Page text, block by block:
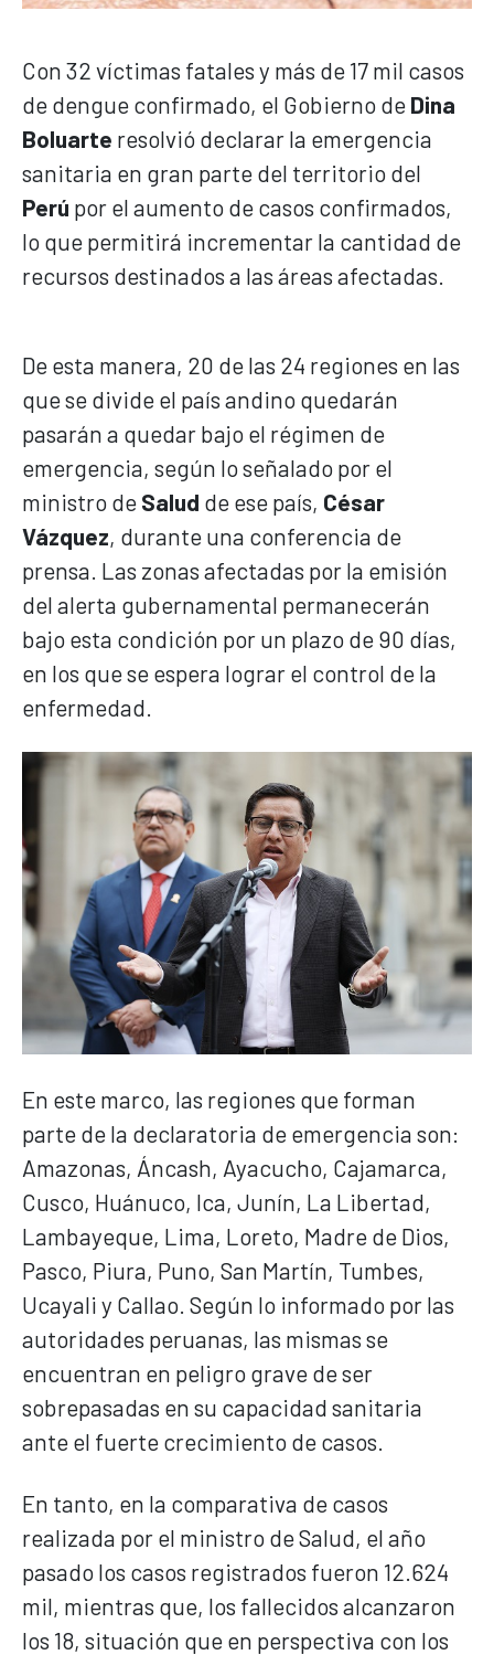
Con 32 víctimas fatales y más de 17 mil casos
de dengue confirmado, el Gobierno de Dina
Boluarte resolvió declarar la emergencia
sanitaria en gran parte del territorio del
Perú por el aumento de casos confirmados,
lo que permitirá incrementar la cantidad de
recursos destinados a las áreas afectadas.
De esta manera, 20 de las 24 regiones en las
que se divide el país andino quedarán
pasarán a quedar bajo el régimen de
emergencia, según lo señalado por el
ministro de Salud de ese país, César
Vázquez, durante una conferencia de
prensa. Las zonas afectadas por la emisión
del alerta gubernamental permanecerán
bajo esta condición por un plazo de 90 días,
en los que se espera lograr el control de la
enfermedad.
En este marco, las regiones que forman
parte de la declaratoria de emergencia son:
Amazonas, Áncash, Ayacucho, Cajamarca,
Cusco, Huánuco, Ica, Junín, La Libertad,
Lambayeque, Lima, Loreto, Madre de Dios,
Pasco, Piura, Puno, San Martín, Tumbes,
Ucayali y Callao. Según lo informado por las
autoridades peruanas, las mismas se
encuentran en peligro grave de ser
sobrepasadas en su capacidad sanitaria
ante el fuerte crecimiento de casos.
En tanto, en la comparativa de casos
realizada por el ministro de Salud, el año
pasado los casos registrados fueron 12.624
mil, mientras que, los fallecidos alcanzaron
los 18, situación que en perspectiva con los